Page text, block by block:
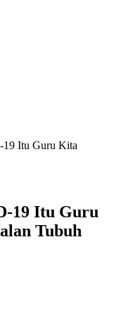
Itu Guru Kita
19 Itu Guru
Tubuh